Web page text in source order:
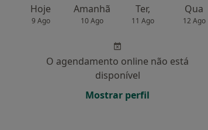
Hoje
9 Ago
Amanhã
10 Ago
Ter,
11 Ago
Qua
12 Ago
O agendamento online não está
disponível
Mostrar perfil